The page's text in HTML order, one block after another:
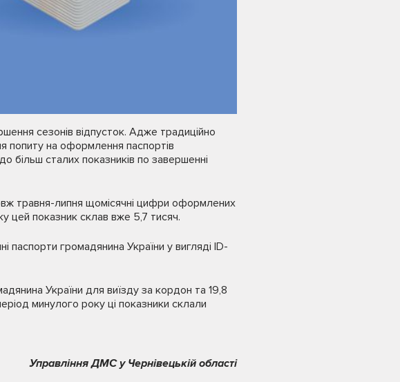
сезонів відпусток. Адже традиційно
попиту на оформлення паспортів
більш сталих показників по завершенні
травня-липня щомісячні цифри оформлених
цей показник склав вже 5,7 тисяч.
громадянина України у вигляді ID-
України для виїзду за кордон та 19,8
минулого року ці показники склали
Управління ДМС у Чернівецькій області